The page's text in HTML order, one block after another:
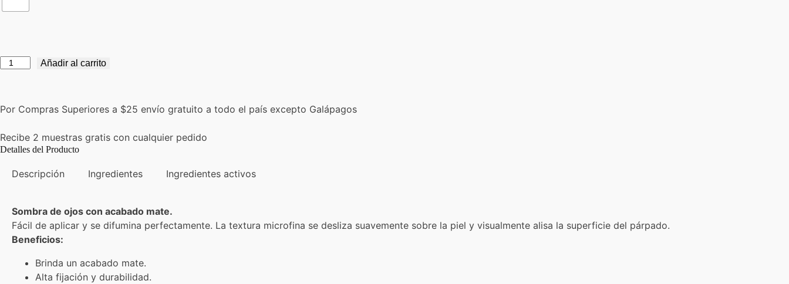
Eye
cantidad
Añadir al carrito
Por Compras Superiores a $25 envío gratuito a todo el país excepto Galápagos
Recibe 2 muestras gratis con cualquier pedido
Detalles del Producto
Descripción Ingredientes Ingredientes activos
Sombra de ojos con acabado mate.
Fácil de aplicar y se difumina perfectamente. La textura microfina se desliza suavemente sobre la piel y visualmente alisa la superficie del párpado.
Beneficios:
Brinda un acabado mate.
Alta fijación y durabilidad.